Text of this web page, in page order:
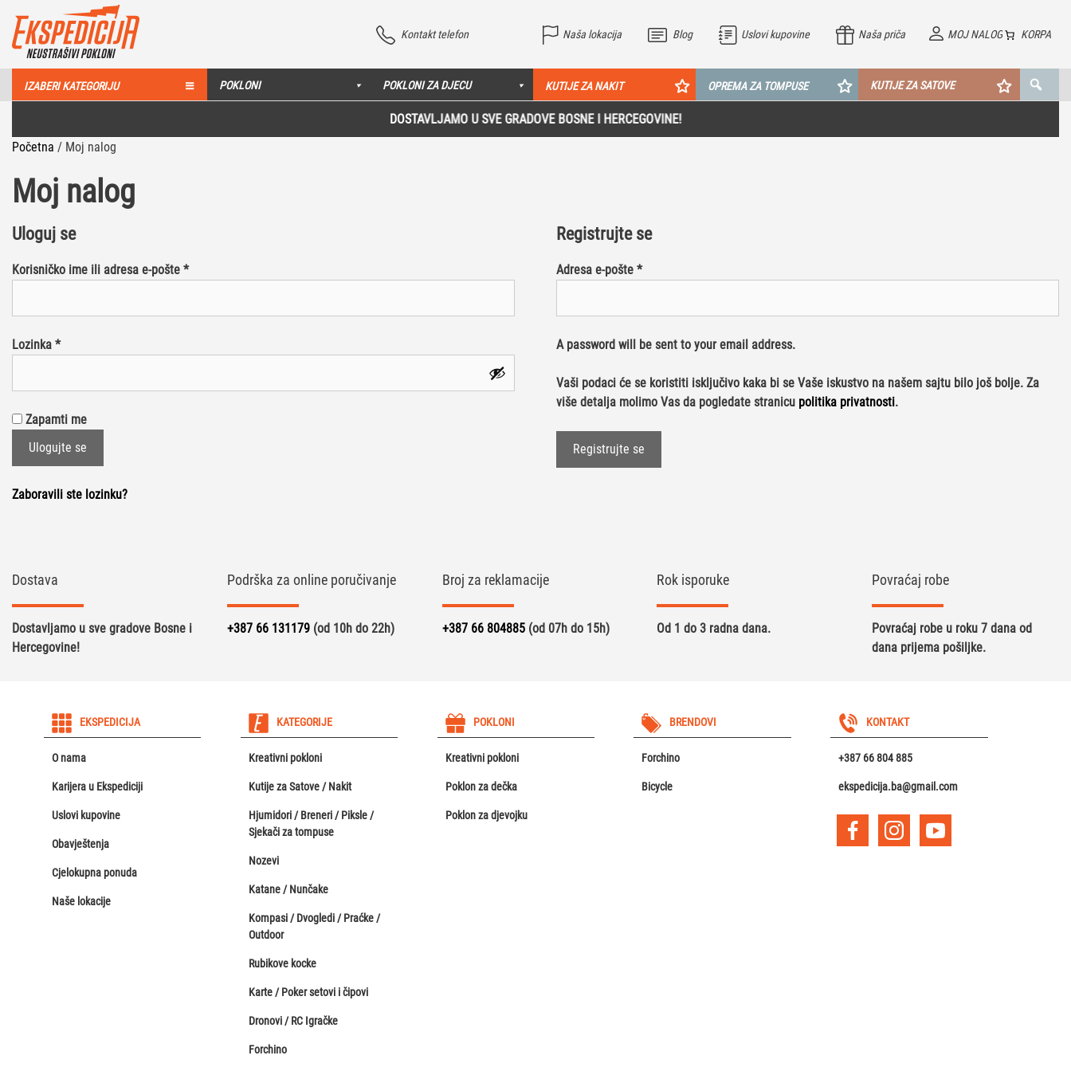
MOJ NALOG KORPA
Kontakt telefon Naša lokacija Blog Uslovi kupovine Naša priča
IZABERI KATEGORIJU POKLONI POKLONI ZA DJECU KUTIJE ZA NAKIT OPREMA ZA TOMPUSE KUTIJE ZA SATOVE
DOSTAVLJAMO U SVE GRADOVE BOSNE I HERCEGOVINE!
Početna / Moj nalog
Moj nalog
Uloguj se
Korisničko ime ili adresa e-pošte *
Lozinka *
Zapamti me
Ulogujte se
Zaboravili ste lozinku?
Registrujte se
Adresa e-pošte*
A password will be sent to your email address.
Vaši podaci će se koristiti isključivo kaka bi se Vaše iskustvo na našem sajtu bilo još bolje. Za
više detalja molimo Vas da pogledate stranicu politika privatnosti.
Registrujte se
Dostava
Dostavljamo u sve gradove Bosne i
Hercegovine!
Podrška za online poručivanje
+387 66 131179 (od 10h do 22h)
Broj za reklamacije
+387 66 804885 (od 07h do 15h)
Rok isporuke
Od 1 do 3 radna dana.
Povraćaj robe
Povraćaj robe u roku 7 dana od
dana prijema pošiljke.
EKSPEDICIJA
O nama
Karijera u Ekspediciji
Uslovi kupovine
Obavještenja
Cjelokupna ponuda
Naše lokacije
KATEGORIJE
Kreativni pokloni
Kutije za Satove / Nakit
Hjumidori / Breneri / Piksle /
Sjekači za tompuse
Nozevi
Katane / Nunčake
Kompasi / Dvogledi / Praćke /
Outdoor
Rubikove kocke
Karte / Poker setovi i čipovi
Dronovi / RC Igračke
Forchino
POKLONI
Kreativni pokloni
Poklon za dečka
Poklon za djevojku
BRENDOVI
Forchino
Bicycle
KONTAKT
+387 66 804 885
ekspedicija.ba@gmail.com